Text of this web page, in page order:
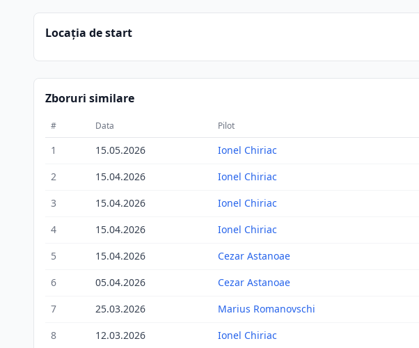
Locația de start
Zboruri similare
# Data Pilot
1 15.05.2026 Ionel Chiriac
2
15.04.2026 Ionel Chiriac
3
15.04.2026 Ionel Chiriac
4
15.04.2026 Ionel Chiriac
5
15.04.2026 Cezar Astanoae
6
05.04.2026 Cezar Astanoae
7
25.03.2026 Marius Romanovschi
8
12.03.2026 Ionel Chiriac